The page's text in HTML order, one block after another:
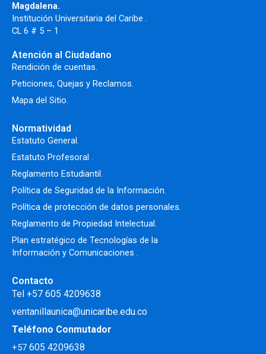
Magdalena.
Institución Universitaria del Caribe .
CL 6 # 5 – 1
Atención al Ciudadano
Rendición de cuentas.
Peticiones, Quejas y Reclamos.
Mapa del Sitio.
Normatividad
Estatuto General.
Estatuto Profesoral .
Reglamento Estudiantil.
Política de Seguridad de la Información.
Política de protección de datos personales.
Reglamento de Propiedad Intelectual.
Plan estratégico de Tecnologías de la
Información y Comunicaciones .
Contacto
Tel +57 605 4209638
ventanillaunica@unicaribe.edu.co
Teléfono Conmutador
+57 605 4209638